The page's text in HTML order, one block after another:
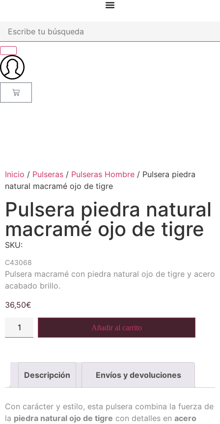
Inicio / Pulseras / Pulseras Hombre / Pulsera piedra
natural macramé ojo de tigre
Pulsera piedra natural
macramé ojo de tigre
SKU:
C43068
Pulsera macramé con piedra natural ojo de tigre y acero
acabado brillo.
36,50€
Añadir al carrito
Descripción Envíos y devoluciones
Con carácter y estilo, esta pulsera combina la fuerza de
la piedra natural ojo de tigre con detalles en acero